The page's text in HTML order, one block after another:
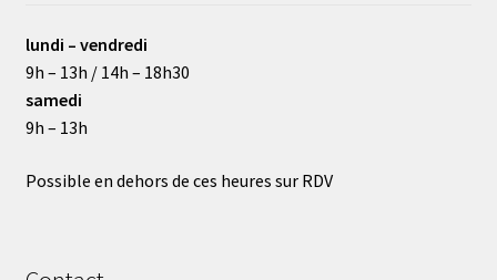
lundi – vendredi
9h – 13h / 14h – 18h30
samedi
9h – 13h
Possible en dehors de ces heures sur RDV